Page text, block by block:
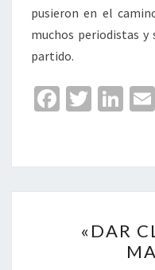
pusieron en el
muchos periodistas y
partido.
Fa
o
o
T
er
Li
dI
n
«DAR